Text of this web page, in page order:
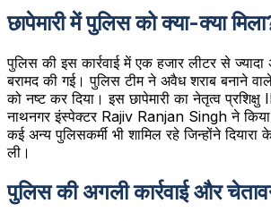
छापेमारी में पुलिस को क्या-क्या
पुलिस की इस कार्रवाई में एक हजार लीटर से ज्यादा
बरामद की गई। पुलिस टीम ने अवैध शराब बनाने
को नष्ट कर दिया। इस छापेमारी का नेतृत्व
नाथनगर इंस्पेक्टर Rajiv Ranjan Singh ने
कई अन्य पुलिसकर्मी भी शामिल रहे जिन्होंने दियारा
ली।
पुलिस की अगली कार्रवाई और